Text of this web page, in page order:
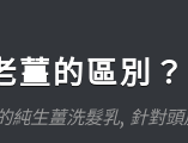
薑的區別？
純生薑洗髮乳, 針對